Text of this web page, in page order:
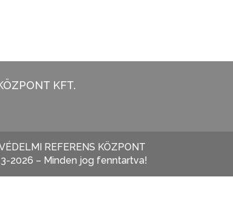
KFT.
REFERENS KÖZPONT
2026 – Minden jog fenntartva!